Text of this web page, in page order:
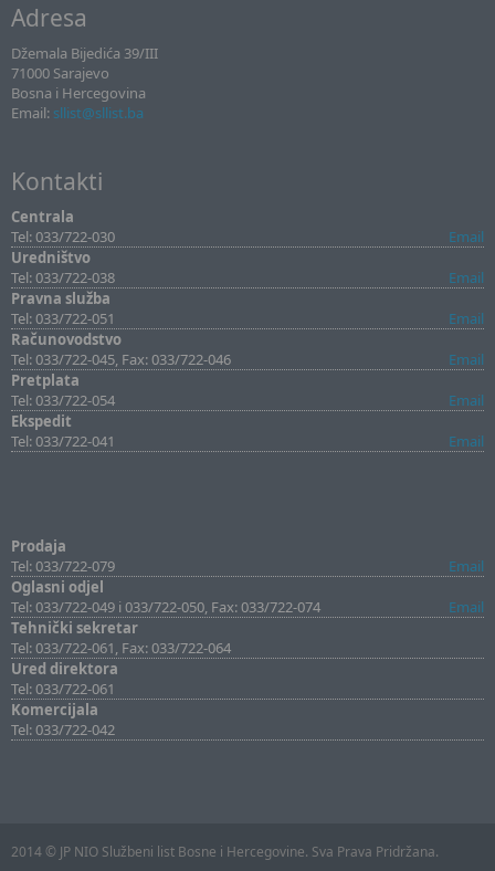
Adresa
Džemala Bijedića 39/III
71000 Sarajevo
Bosna i Hercegovina
Email: sllist@sllist.ba
Kontakti
Centrala
Tel: 033/722-030
Email
Uredništvo
Tel: 033/722-038
Email
Pravna služba
Tel: 033/722-051
Email
Računovodstvo
Tel: 033/722-045, Fax: 033/722-046
Email
Pretplata
Tel: 033/722-054
Email
Ekspedit
Tel: 033/722-041
Email
Prodaja
Tel: 033/722-079
Email
Oglasni odjel
Tel: 033/722-049 i 033/722-050, Fax: 033/722-074
Email
Tehnički sekretar
Tel: 033/722-061, Fax: 033/722-064
Ured direktora
Tel: 033/722-061
Komercijala
Tel: 033/722-042
2014 © JP NIO Službeni list Bosne i Hercegovine. Sva Prava Pridržana.